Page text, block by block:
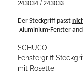
243034 / 243033
Der Steckgriff passt
Aluminium-Fenster
SCHÜCO
Fenstergriff
mit Rosette